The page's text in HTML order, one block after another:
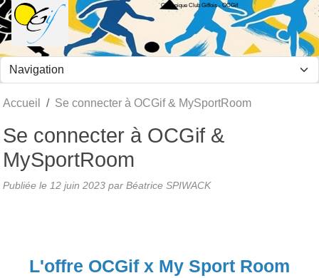
Olympique Club Giffois - OCGif
Accueil Se connecter à OCGif & MySportRoom
Se connecter à OCGif &
MySportRoom
Publiée le 12 juin 2023 par Béatrice SPIWACK
L'offre OCGif x My Sport Room
Panneau de gestion des cookies